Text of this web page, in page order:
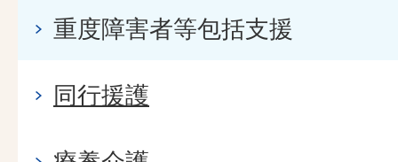
重度障害者等包括支援
同行援護